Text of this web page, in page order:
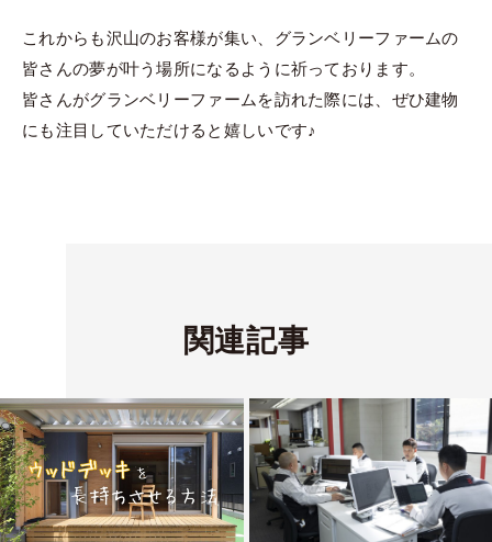
これからも沢山のお客様が集い、グランベリーファームの
皆さんの夢が叶う場所になるように祈っております。
皆さんがグランベリーファームを訪れた際には、ぜひ建物
にも注目していただけると嬉しいです♪
関連記事